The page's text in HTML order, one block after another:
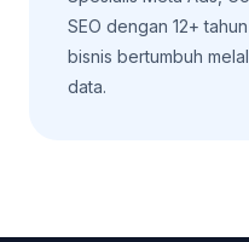
SEO dengan 12+
bisnis bertumbuh
data.